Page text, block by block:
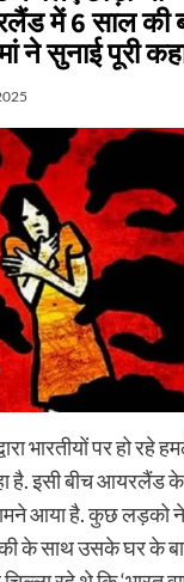
में 6 साल की
ने सुनाई पूरी
भारतीयों पर हो रहे
है. इसी बीच आयरलैंड
आया है. कुछ लड़को
के साथ उसके घर के